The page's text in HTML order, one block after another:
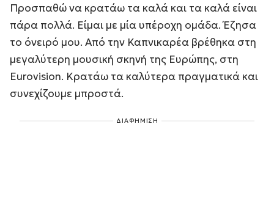
Προσπαθώ να κρατάω τα καλά και τα καλά είναι
πάρα πολλά. Είμαι με μία υπέροχη ομάδα. Έζησα
το όνειρό μου. Από την Καπνικαρέα βρέθηκα στη
μεγαλύτερη μουσική σκηνή της Ευρώπης, στη
Eurovision. Κρατάω τα καλύτερα πραγματικά και
συνεχίζουμε μπροστά.
ΔΙΑΦΗΜΙΣΗ